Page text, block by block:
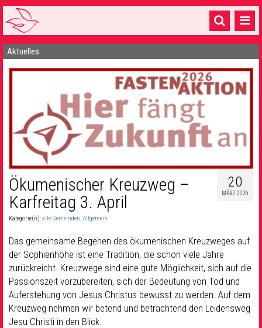
Startseite
16 Gemeinden & mehr
Gottesdienste & Sinnsuche
Sakramente & Feste
Gemeinschaft & Soziales
Musik& Kultur
Seelsorge & Kontakt
Aktuelles
20
MÄRZ 2026
Ökumenischer Kreuzweg –
Karfreitag 3. April
Kategorie(n):alle Gemeinden Allgemein
Das gemeinsame Begehen des ökumenischen Kreuzweges auf
der Sophienhöhe ist eine Tradition, die schon viele Jahre
zurückreicht. Kreuzwege sind eine gute Möglichkeit, sich auf die
Passionszeit vorzubereiten, sich der Bedeutung von Tod und
Auferstehung von Jesus Christus bewusst zu werden. Auf dem
Kreuzweg nehmen wir betend und betrachtend den Leidensweg
Jesu Christi in den Blick.